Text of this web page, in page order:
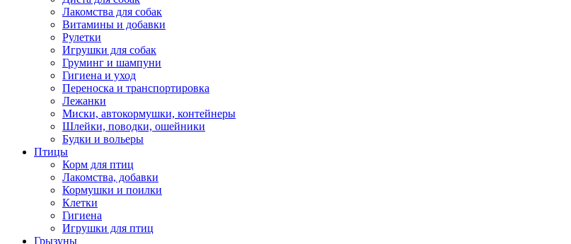
Лакомства для собак
Витамины и добавки
Рулетки
Игрушки для собак
Груминг и шампуни
Гигиена и уход
Переноска и транспортировка
Лежанки
Миски, автокормушки, контейнеры
Шлейки, поводки, ошейники
Будки и вольеры
Птицы
Корм для птиц
Лакомства, добавки
Кормушки и поилки
Клетки
Гигиена
Игрушки для птиц
Грызуны